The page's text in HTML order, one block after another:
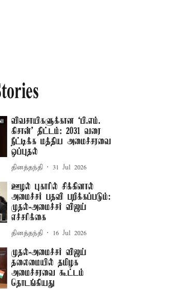
விவசாயிகளுக்கான ‘பி.எம்.
கிசான்’ திட்டம்: 2031 வரை
நீட்டிக்க மத்திய அமைச்சரவை
ஒப்புதல்
தினத்தந்தி 31 Jul 2026
ஊழல் புகாரில் சிக்கினால்
அமைச்சர் பதவி பறிக்கப்படும்:
முதல்-அமைச்சர் விஜய்
எச்சரிக்கை
தினத்தந்தி 16 Jul 2026
முதல்-அமைச்சர் விஜய்
தலைமையில் தமிழக
அமைச்சரவை கூட்டம்
தொடங்கியது